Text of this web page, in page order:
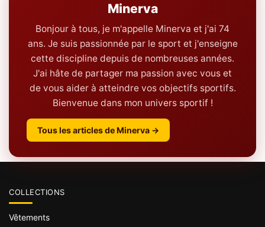
Minerva
Bonjour à tous, je m'appelle Minerva et j'ai 74
ans. Je suis passionnée par le sport et j'enseigne
cette discipline depuis de nombreuses années.
J'ai hâte de partager ma passion avec vous et
de vous aider à atteindre vos objectifs sportifs.
Bienvenue dans mon univers sportif !
Tous les articles de Minerva →
COLLECTIONS
Vêtements